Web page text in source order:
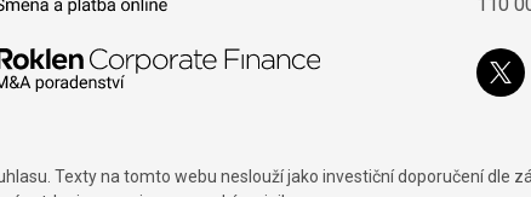
Texty na tomto webu neslouží jako investiční doporučení dle